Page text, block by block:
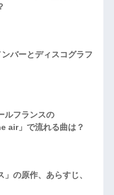
バーとディスコグラフ
ルフランスの
air」で流れる曲は？
の原作、あらすじ、